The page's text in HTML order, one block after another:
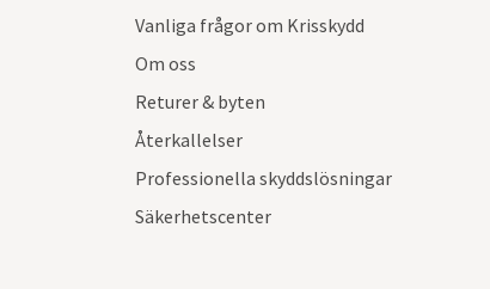
Vanliga frågor om Krisskydd
Om oss
Returer & byten
Återkallelser
Professionella skyddslösningar
Säkerhetscenter